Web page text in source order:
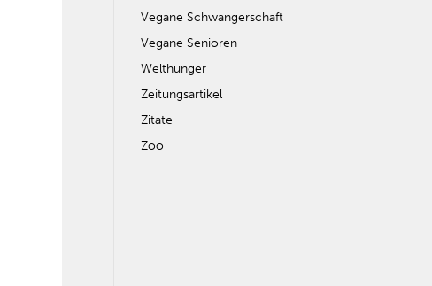
Vegane Schwangerschaft
Vegane Senioren
Welthunger
Zeitungsartikel
Zitate
Zoo